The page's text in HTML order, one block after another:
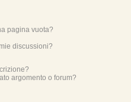
pagina vuota?
discussioni?
argomento o forum?